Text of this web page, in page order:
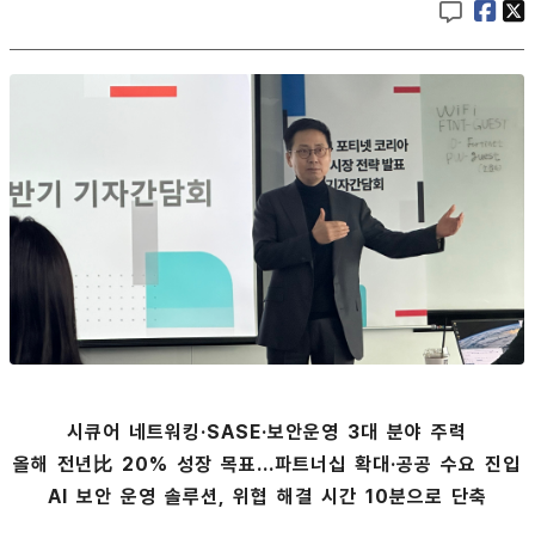
시큐어 네트워킹·SASE·보안운영 3대 분야 주력
올해 전년比 20% 성장 목표...파트너십 확대·공공 수요 진입
AI 보안 운영 솔루션, 위협 해결 시간 10분으로 단축